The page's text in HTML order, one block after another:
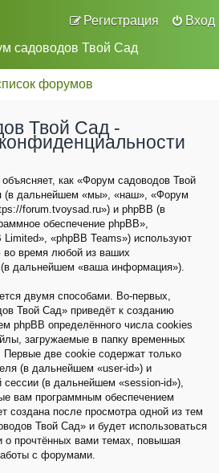
Вход
Регистрация
садоводов Твой Сад
форумов
Твой Сад -
как «Форум садоводов Твой
(в дальнейшем «мы», «наш», «Форум
forum.tvoysad.ru») и phpBB (в
обеспечение phpBB»,
Limited», «phpBB Teams») используют
время любой из ваших
(в дальнейшем «ваша информация»).
двумя способами. Во-первых,
Твой Сад» приведёт к созданию
phpBB определённого числа cookies
загружаемые в папку временных
две cookie содержат только
(в дальнейшем «user-id») и
сессии (в дальнейшем «session-id»),
вам программным обеспечением
создана после просмотра одной из тем
Твой Сад» и будет использоваться
о прочтённых вами темах, повышая
с форумами.